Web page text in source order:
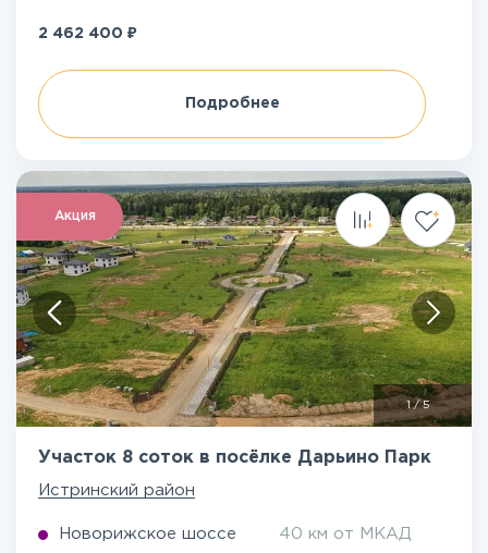
2 462 400 ₽
Подробнее
Акция
1/5
Участок 8 соток в посёлке Дарьино Парк
Истринский район
Новорижское шоссе 40 км от МКАД